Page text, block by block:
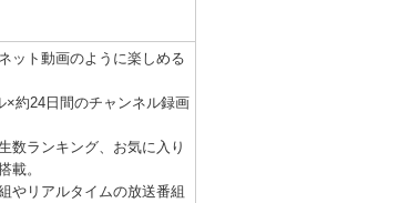
ット動画のように楽しめる
×約24日間のチャンネル録画
数ランキング、お気に入り
載。
やリアルタイムの放送番組